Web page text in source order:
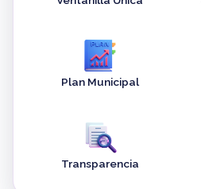
Plan Municipal
Transparencia